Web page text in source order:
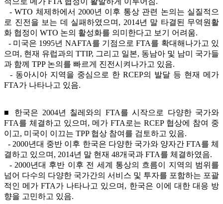
- WTO 체제하에서 2000년 이후 통상 관련 논의는 실질적으
로 진전을 보는 데 실패하였으며, 2014년 말 타결된 무역원활
화 협정이 WTO 논의 활성화를 의미한다고 보기 어려움.
- 미국은 1995년 NAFTA를 기점으로 FTA를 확대해나가고 있
으며, 현재 유럽과의 TTIP, 그리고 일본, 동남아 및 남미 국가들
과 함께 TPP 논의를 빠르게 진전시켜나가고 있음.
- 동아시아 지역을 중심으로 한 RCEP의 발달 등 현재 메가
FTA가 나타나고 있음.
■ 한국은 2004년 칠레와의 FTA를 시작으로 다양한 국가와
FTA를 체결하고 있으며, 메가 FTA로는 RCEP 협상에 참여 중
이고, 미국이 이끄는 TPP 협상 참여를 검토하고 있음.
- 2000년대 중반 이후 한국은 다양한 국가와 양자간 FTA를 체
결하고 있으며, 2014년 말 현재 48개국과 FTA를 체결하였음.
- 2000년대 후반 이후 전 세계 통상의 흐름이 지역의 범위를
넘어 다수의 다양한 국가간의 서비스 및 투자를 포함하는 포괄
적인 메가 FTA가 나타나고 있으며, 한국은 이에 대한 대응 방
향을 고민하고 있음.